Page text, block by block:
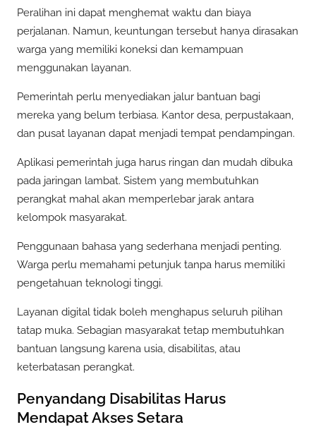
Peralihan ini dapat menghemat waktu dan biaya
perjalanan. Namun, keuntungan tersebut hanya dirasakan
warga yang memiliki koneksi dan kemampuan
menggunakan layanan.
Pemerintah perlu menyediakan jalur bantuan bagi
mereka yang belum terbiasa. Kantor desa, perpustakaan,
dan pusat layanan dapat menjadi tempat pendampingan.
Aplikasi pemerintah juga harus ringan dan mudah dibuka
pada jaringan lambat. Sistem yang membutuhkan
perangkat mahal akan memperlebar jarak antara
kelompok masyarakat.
Penggunaan bahasa yang sederhana menjadi penting.
Warga perlu memahami petunjuk tanpa harus memiliki
pengetahuan teknologi tinggi.
Layanan digital tidak boleh menghapus seluruh pilihan
tatap muka. Sebagian masyarakat tetap membutuhkan
bantuan langsung karena usia, disabilitas, atau
keterbatasan perangkat.
Penyandang Disabilitas Harus
Mendapat Akses Setara